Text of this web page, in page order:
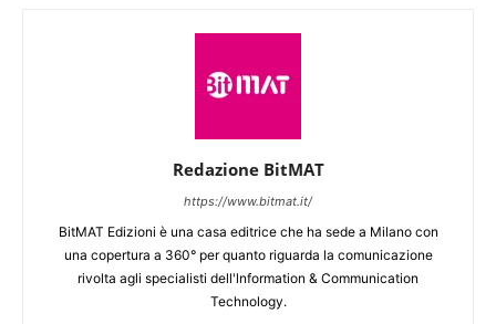
Redazione BitMAT
https://www.bitmat.it/
BitMAT Edizioni è una casa editrice che ha sede a Milano con
una copertura a 360° per quanto riguarda la comunicazione
rivolta agli specialisti dell'lnformation & Communication
Technology.